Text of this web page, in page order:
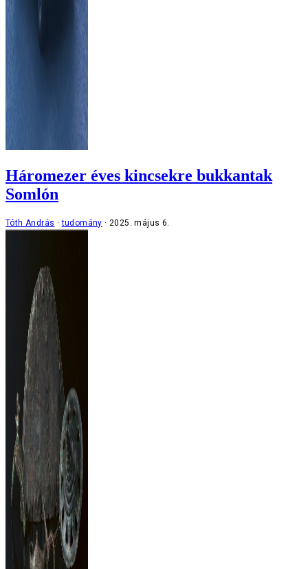
Háromezer éves kincsekre bukkantak
Somlón
Tóth András tudomány 2025. május 6.